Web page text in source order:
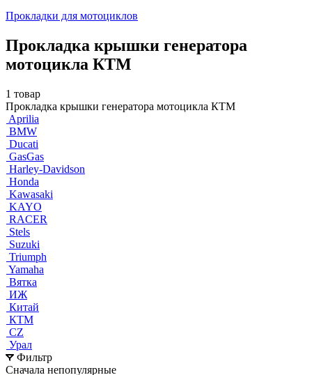
Прокладки для мотоциклов
Прокладка крышки генератора
мотоцикла КТМ
1 товар
Прокладка крышки генератора мотоцикла КТМ
Aprilia
BMW
Ducati
GasGas
Harley-Davidson
Honda
Kawasaki
KAYO
RACER
Stels
Suzuki
Triumph
Yamaha
Вятка
ИЖ
Китай
КТМ
СZ
Урал
Фильтр
Сначала непопулярные